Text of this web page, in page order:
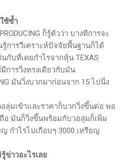
ช้ซ้ำ
ก็รู้ตัวว่า บางทีการจะ
การวืเคราะห์ปัจจัยพื้นฐานก็ได้
กับที่เคยกำไรจากหุ้น TEXAS
มีการวิ่งทรงเดียวกับมัน
มันวิ่งบวกมาก่อนจาก 15 ไปนิ่ง
ลุ่มเข้าและราคาก็บวกวิ่งขึ้นต่อ พอ
มันก็วิ่งขึ้นพร้อมกับวอลุ่มก็เพิ่ม
กำไรไปเกือบๆ 3000 เหรียญ
ข่าวอะไรเลย